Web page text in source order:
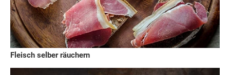
Fleisch selber räuchern